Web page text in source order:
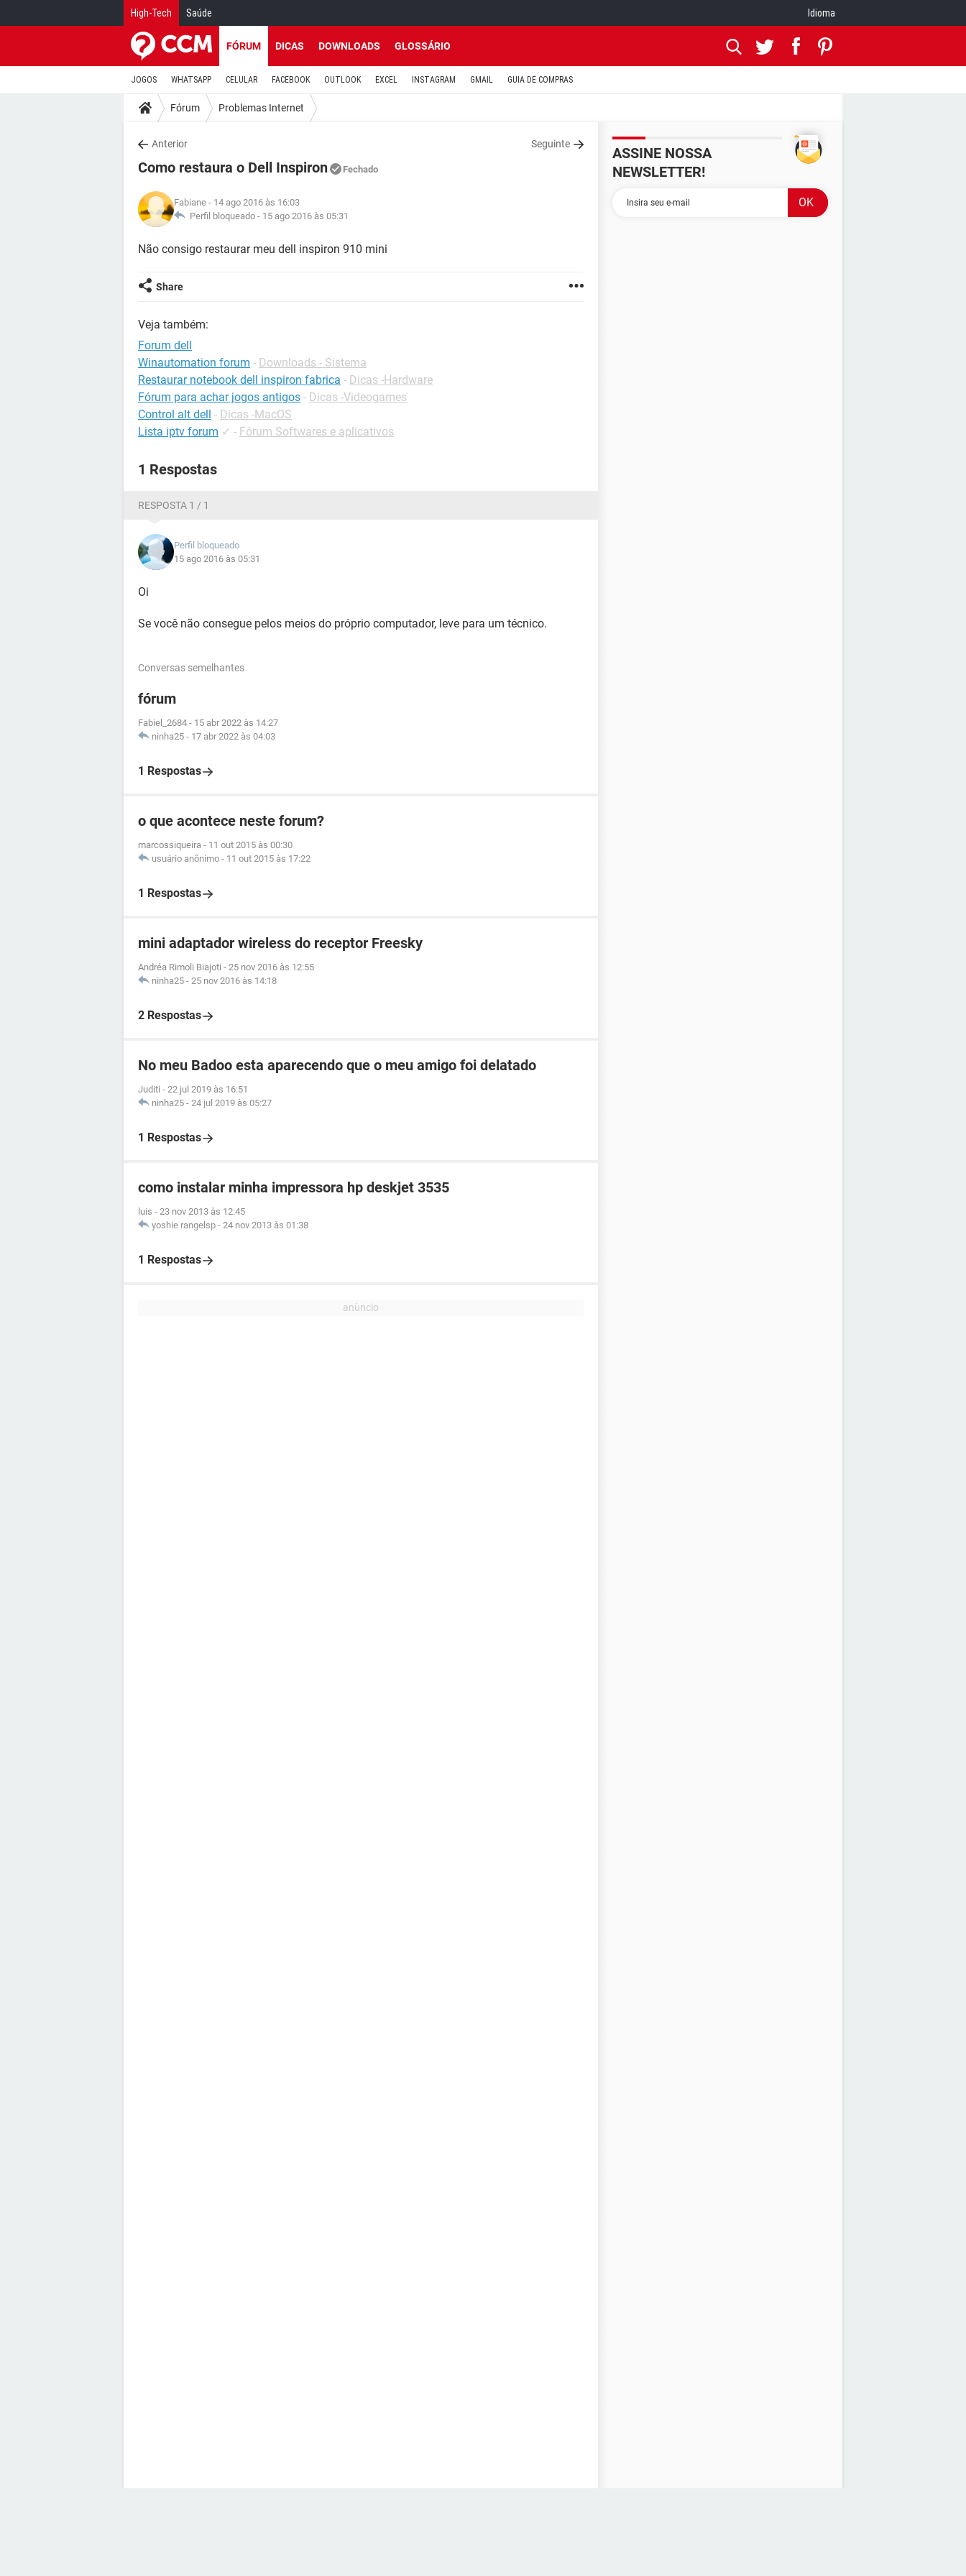
High-Tech Saúde Idioma
FÓRUM DICAS DOWNLOADS GLOSSÁRIO
JOGOS WHATSAPP CELULAR FACEBOOK OUTLOOK EXCEL INSTAGRAM GMAIL GUIA DE COMPRAS
Fórum Problemas Internet
Anterior Seguinte
Como restaura o Dell Inspiron Fechado
Fabiane - 14 ago 2016 às 16:03
Perfil bloqueado - 15 ago 2016 às 05:31
Não consigo restaurar meu dell inspiron 910 mini
Share
Veja também:
Forum dell
Winautomation forum - Downloads - Sistema
Restaurar notebook dell inspiron fabrica - Dicas -Hardware
Fórum para achar jogos antigos - Dicas -Videogames
Control alt dell - Dicas -MacOS
Lista iptv forum ✓ - Fórum Softwares e aplicativos
1 Respostas
RESPOSTA 1 / 1
Perfil bloqueado
15 ago 2016 às 05:31
Oi
Se você não consegue pelos meios do próprio computador, leve para um técnico.
Conversas semelhantes
fórum
Fabiel_2684 - 15 abr 2022 às 14:27
ninha25 - 17 abr 2022 às 04:03
1 Respostas
o que acontece neste forum?
marcossiqueira - 11 out 2015 às 00:30
usuário anônimo - 11 out 2015 às 17:22
1 Respostas
mini adaptador wireless do receptor Freesky
Andréa Rimoli Biajoti - 25 nov 2016 às 12:55
ninha25 - 25 nov 2016 às 14:18
2 Respostas
No meu Badoo esta aparecendo que o meu amigo foi delatado
Juditi - 22 jul 2019 às 16:51
ninha25 - 24 jul 2019 às 05:27
1 Respostas
como instalar minha impressora hp deskjet 3535
luis - 23 nov 2013 às 12:45
yoshie rangelsp - 24 nov 2013 às 01:38
1 Respostas
ASSINE NOSSA
NEWSLETTER!